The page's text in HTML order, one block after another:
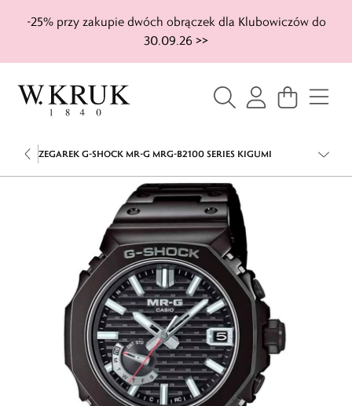
-25% przy zakupie dwóch obrączek dla Klubowiczów do
30.09.26 >>
ZEGAREK G-SHOCK MR-G MRG-B2100 SERIES KIGUMI